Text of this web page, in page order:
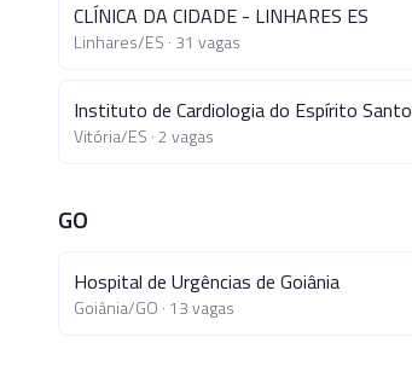
CLÍNICA DA CIDADE - LINHARES ES
Linhares/ES · 31 vagas
Instituto de Cardiologia do Espírito Santo
Vitória/ES ·2 vagas
GO
Hospital de Urgências de Goiânia
Goiânia/GO · 13vagas